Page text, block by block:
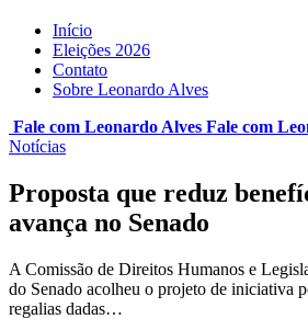
Início
Eleições 2026
Contato
Sobre Leonardo Alves
Fale com Leonardo Alves Fale com
Notícias
Proposta que reduz
avança no Senado
A Comissão de Direitos Humanos e
do Senado acolheu o projeto de iniciativa
regalias dadas…